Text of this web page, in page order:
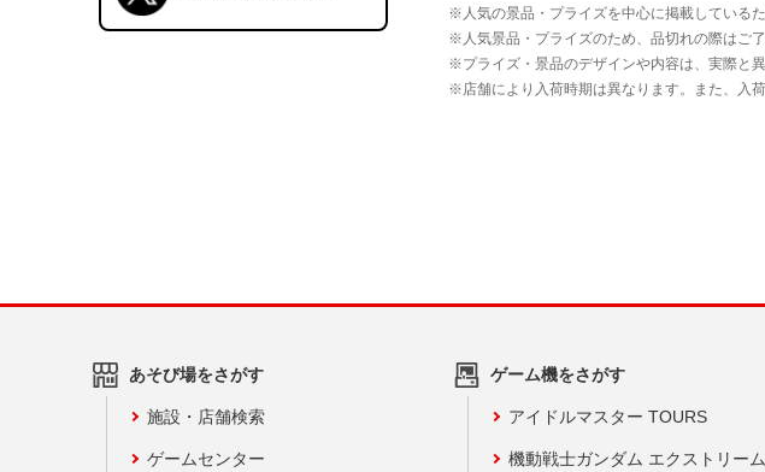
あそび場をさがす
施設・店舗検索
ゲームセンター
ゲーム機をさがす
アイドルマスター TOURS
機動戦士ガンダム エクストリーム